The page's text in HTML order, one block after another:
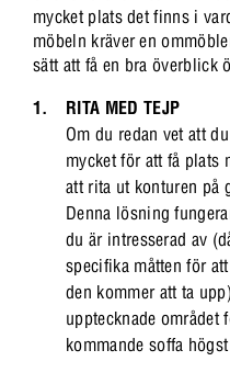
mycket plats det finns i
möbeln kräver en
sätt att få en bra överblick
RITA MED TEJP
Om du redan vet att
mycket för att få plats
att rita ut konturen på
Denna lösning
du är intresserad av
specifika måtten för
den kommer att ta
upptecknade området
kommande soffa